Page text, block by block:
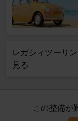
レガシィツーリ
見る
この整備が